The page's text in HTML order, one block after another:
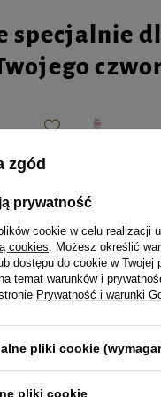
specjalnie
z
kg
+
z wątróbką z
4,11 zł
-
zgód
prywatność
cookie w celu realizacji
cookies . Możesz określić
dostępu do cookie w Twojej
temat warunków i
Prywatność i warunki
pliki cookie
pliki cookie